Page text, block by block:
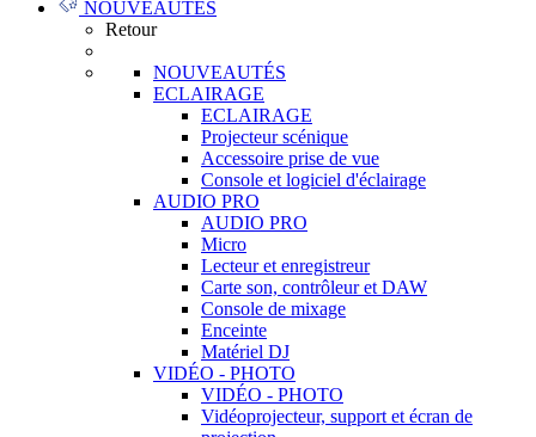
NOUVEAUTÉS
Retour
NOUVEAUTÉS
ECLAIRAGE
ECLAIRAGE
Projecteur scénique
Accessoire prise de vue
Console et logiciel d'éclairage
AUDIO PRO
AUDIO PRO
Micro
Lecteur et enregistreur
Carte son, contrôleur et DAW
Console de mixage
Enceinte
Matériel DJ
VIDÉO - PHOTO
VIDÉO - PHOTO
Vidéoprojecteur, support et écran de